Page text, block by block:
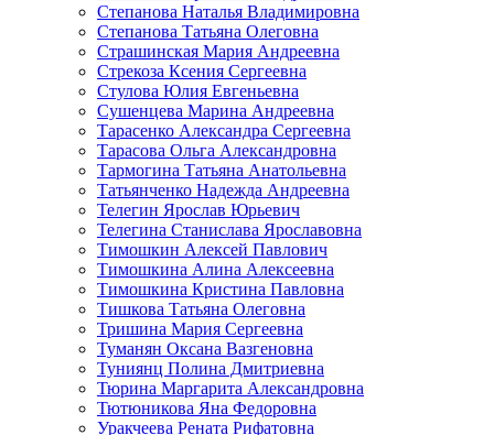
Степанова Наталья Владимировна
Степанова Татьяна Олеговна
Страшинская Мария Андреевна
Стрекоза Ксения Сергеевна
Стулова Юлия Евгеньевна
Сушенцева Марина Андреевна
Тарасенко Александра Сергеевна
Тарасова Ольга Александровна
Тармогина Татьяна Анатольевна
Татьянченко Надежда Андреевна
Телегин Ярослав Юрьевич
Телегина Станислава Ярославовна
Тимошкин Алексей Павлович
Тимошкина Алина Алексеевна
Тимошкина Кристина Павловна
Тишкова Татьяна Олеговна
Тришина Мария Сергеевна
Туманян Оксана Вазгеновна
Туниянц Полина Дмитриевна
Тюрина Маргарита Александровна
Тютюникова Яна Федоровна
Уракчеева Рената Рифатовна